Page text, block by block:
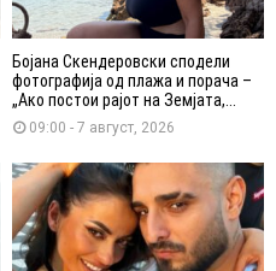
Бојана Скендеровски сподели
фотографија од плажа и порача –
„Ако постои рајот на Земјата,...
09:00 - 7 август, 2026